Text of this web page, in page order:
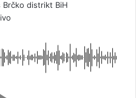
Brčko distrikt BiH